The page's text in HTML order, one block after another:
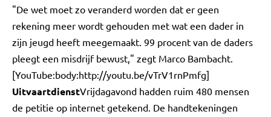
"De wet moet zo veranderd worden dat er geen
rekening meer wordt gehouden met wat een dader in
zijn jeugd heeft meegemaakt. 99 procent van de daders
pleegt een misdrijf bewust," zegt Marco Bambacht.
[YouTube:body:http://youtu.be/vTrV1rnPmfg]
UitvaartdienstVrijdagavond hadden ruim 480 mensen
de petitie op internet getekend. De handtekeningen